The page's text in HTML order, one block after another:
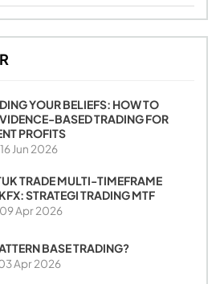
YOUR BELIEFS: HOW TO
BASED TRADING FOR
PROFITS
16 Jun 2026
TRADE MULTI-TIMEFRAME
STRATEGI TRADING MTF
09 Apr 2026
BASE TRADING?
Apr 2026